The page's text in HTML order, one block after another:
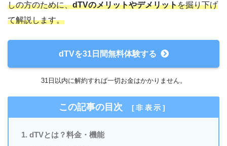
しの方のために、dTVのメリットやデメリットを掘り下げ
て解説します。
dTVを31日間無料体験する
31日以内に解約すれば一切お金はかかりません。
この記事の目次 [非表示 ]
dTVとは？料金・機能